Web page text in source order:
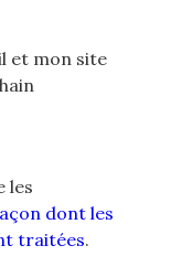
et mon site
les
dont les
traitées.